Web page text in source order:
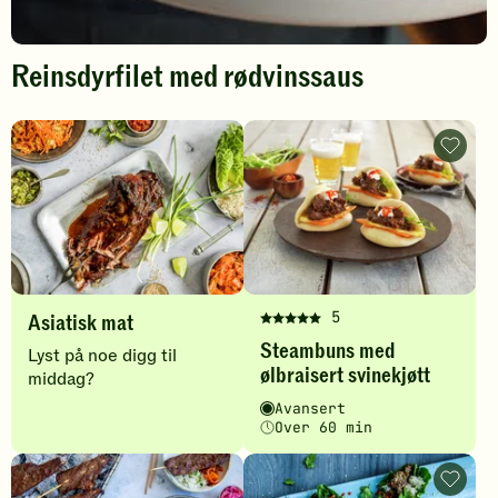
Reinsdyrfilet med rødvinssaus
Spill
av
video
A
s
i
a
t
i
o
p
Asiatisk mat
Lyst på noe digg til
middag?
5
Denne
oppskriften
har
fått
5
5
stjerner.
Steambuns med
ølbraisert svinekjøtt
Vanskelighetsgrad
Avansert
Tilberedningstid
Over 60 min
med
-
legg
til